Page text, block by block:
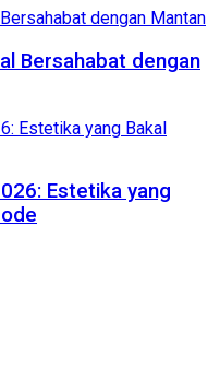
Bersahabat dengan
Estetika yang